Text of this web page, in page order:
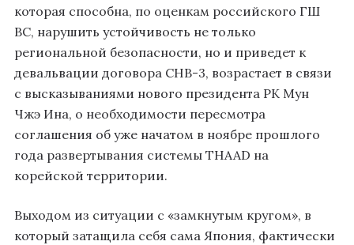
которая способна, по оценкам российского ГШ
ВС, нарушить устойчивость не только
региональной безопасности, но и приведет к
девальвации договора СНВ-3, возрастает в связи
с высказываниями нового президента РК Мун
Чжэ Ина, о необходимости пересмотра
соглашения об уже начатом в ноябре прошлого
года развертывания системы THAAD на
корейской территории.
Выходом из ситуации с «замкнутым кругом», в
который затащила себя сама Япония, фактически